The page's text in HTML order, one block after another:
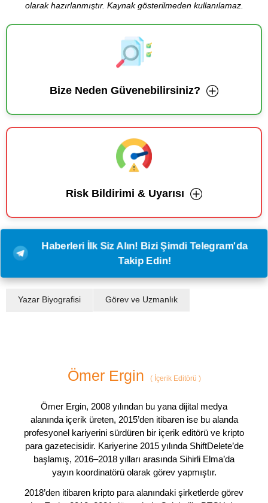
olarak hazırlanmıştır. Kaynak gösterilmeden kullanılamaz.
Bize Neden Güvenebilirsiniz?
Risk Bildirimi & Uyarısı
Haberleri İlk Siz Alın! Bizi Şimdi Telegram'da
Takip Edin!
Yazar Biyografisi Görev ve Uzmanlık
Ömer Ergin (İçerik Editörü )
Ömer Ergin, 2008 yılından bu yana dijital medya
alanında içerik üreten, 2015’den itibaren ise bu alanda
profesyonel kariyerini sürdüren bir içerik editörü ve kripto
para gazetecisidir. Kariyerine 2015 yılında ShiftDelete’de
başlamış, 2016–2018 yılları arasında Sihirli Elma’da
yayın koordinatörü olarak görev yapmıştır.
2018’den itibaren kripto para alanındaki şirketlerde görev